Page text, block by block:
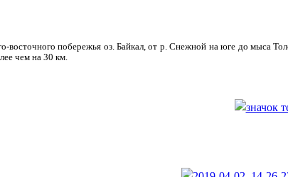
восточного побережья оз. Байкал, от р. Снежной на юге до мыса
чем на 30 км.